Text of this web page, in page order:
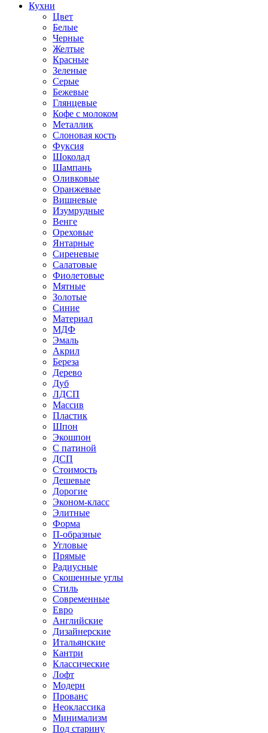
Кухни
Цвет
Белые
Черные
Желтые
Красные
Зеленые
Серые
Бежевые
Глянцевые
Кофе с молоком
Металлик
Слоновая кость
Фуксия
Шоколад
Шампань
Оливковые
Оранжевые
Вишневые
Изумрудные
Венге
Ореховые
Янтарные
Сиреневые
Салатовые
Фиолетовые
Мятные
Золотые
Синие
Материал
МДФ
Эмаль
Акрил
Береза
Дерево
Дуб
ЛДСП
Массив
Пластик
Шпон
Экошпон
С патиной
ДСП
Стоимость
Дешевые
Дорогие
Эконом-класс
Элитные
Форма
П-образные
Угловые
Прямые
Радиусные
Скошенные углы
Стиль
Современные
Евро
Английские
Дизайнерские
Итальянские
Кантри
Классические
Лофт
Модерн
Прованс
Неоклассика
Минимализм
Под старину